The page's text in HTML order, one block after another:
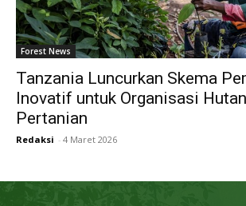
Forest News
Tanzania Luncurkan Skema
Inovatif untuk Organisasi
Pertanian
Redaksi - 4 Maret 2026